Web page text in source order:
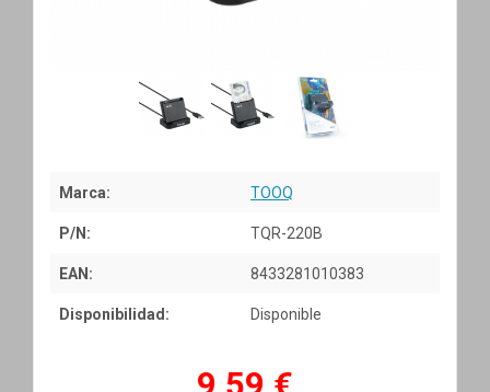
Marca: TOOQ
P/N: TQR-220B
EAN: 8433281010383
Disponibilidad: Disponible